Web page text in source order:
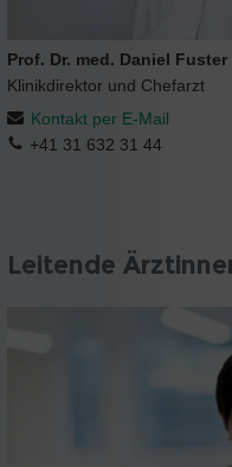
Prof. Dr. med. Daniel Fuster
Klinikdirektor und Chefarzt
Kontakt per E-Mail
+41 31 632 31 44
Leitende